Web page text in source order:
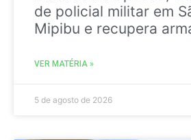
de policial militar em
Mipibu e recupera
VER MATÉRIA »
5 de agosto de 2026